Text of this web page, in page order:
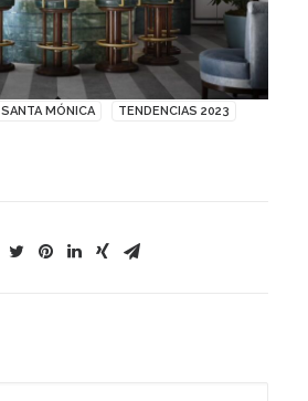
SANTA MÓNICA TENDENCIAS 2023